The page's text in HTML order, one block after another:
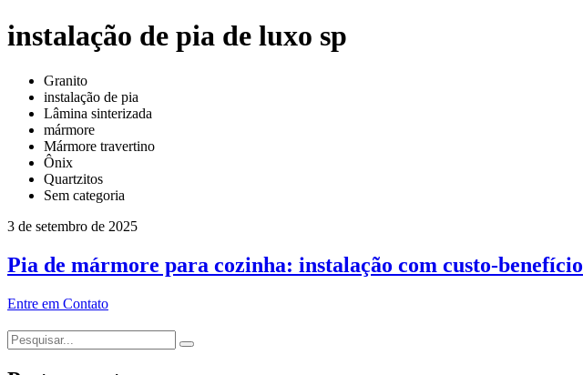
instalação de pia de luxo sp
Granito
instalação de pia
Lâmina sinterizada
mármore
Mármore travertino
Ônix
Quartzitos
Sem categoria
3 de setembro de 2025
Pia de mármore para cozinha: instalação com custo-benefício
Entre em Contato